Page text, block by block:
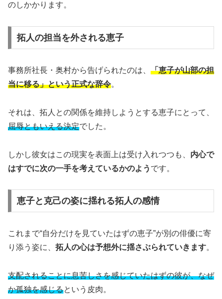
のしかかります。
拓人の担当を外される恵子
事務所社長・奥村から告げられたのは、 「恵子が山部の担
当に移る」という正式な辞令。
それは、拓人との関係を維持しようとする恵子にとって、
屈辱ともいえる決定でした。
しかし彼女はこの現実を表面上は受け入れつつも、 内心で
はすでに次の一手を考えているかのよう です。
恵子と克己の姿に揺れる拓人の感情
これまで“自分だけを見ていたはずの恵子”が別の俳優に寄
り添う姿に、 拓人の心は予想外に揺さぶられていきます。
支配されることに息苦しさを感じていたはずの彼が、なぜ
か孤独を感じるという皮肉。